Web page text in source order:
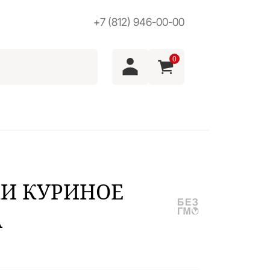
+7 (812) 946-00-00
0
КУРИНОЕ